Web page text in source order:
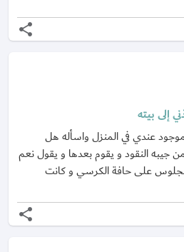
share
إلى بيته
عندي في المنزل واسأله هل
فيخرج من جيبه النقود و يقوم بعدها و يقول نعم
على حافة الكرسي و كانت
share